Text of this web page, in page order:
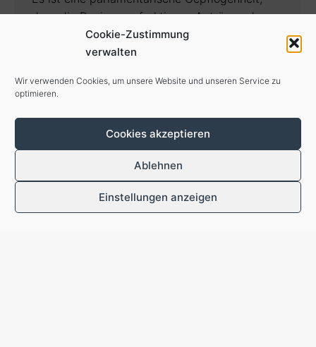
Cookie-Zustimmung
verwalten
Wir verwenden Cookies, um unsere Website und unseren Service zu
optimieren.
Cookies akzeptieren
Ablehnen
Einstellungen anzeigen
dass die Regierungsfraktionen Anträgen der
Opposition auf Anhörungen in der Regel
zustimmen, vor allem wenn das Thema die
Als wir im Frühjahr im Innenausschuss zu
Islamismus in Deutschland offenlegen und
unterbinden“ (BT-Drs. 20/1012) eine Anhörung